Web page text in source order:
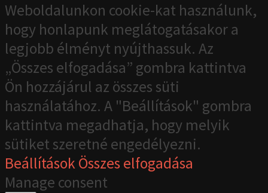
Weboldalunkon cookie-kat használunk,
hogy honlapunk meglátogatásakor a
legjobb élményt nyújthassuk. Az
„Összes elfogadása” gombra kattintva
Ön hozzájárul az összes süti
használatához. A "Beállítások" gombra
kattintva megadhatja, hogy melyik
sütiket szeretné engedélyezni.
BeállításokÖsszes elfogadása
Manage consent